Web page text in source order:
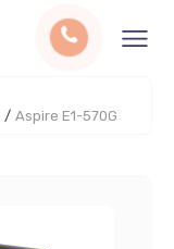
/ Aspire E1-570G